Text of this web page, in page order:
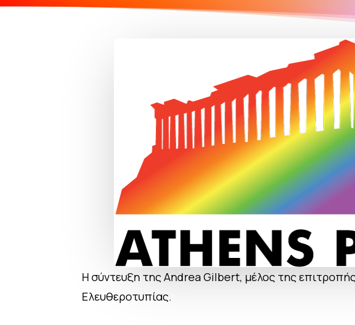
Η σύντευξη της Andrea Gilbert, μέλος της
Ελευθεροτυπίας.